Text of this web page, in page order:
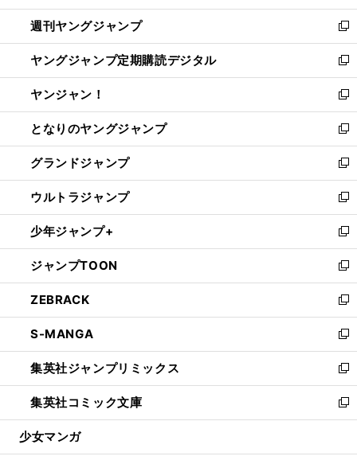
開
く
ウ
で
開
く
ン
ド
ウ
で
開
く
ウ
ィ
ン
ド
ウ
で
開
く
週刊ヤングジャンプ
新
し
い
ウ
ィ
ン
ド
ウ
で
開
く
ヤングジャンプ定期購読デジタル
新
し
い
ウ
ィ
ン
ド
ウ
で
開
く
ヤンジャン！
新
し
い
ウ
ィ
ン
ド
ウ
で
開
く
となりのヤングジャンプ
新
し
い
ウ
ィ
ン
ド
ウ
で
開
く
グランドジャンプ
新
し
い
ウ
ィ
ン
ド
ウ
で
開
く
ウルトラジャンプ
新
し
い
ウ
ィ
ン
ド
ウ
で
開
く
少年ジャンプ+
新
し
い
ウ
ィ
ン
ド
ウ
で
開
く
ジャンプTOON
新
し
い
ウ
ィ
ン
ド
ウ
で
開
ZEBRACK
新
し
い
ウ
ィ
ン
ド
ウ
開
S-MANGA
新
し
い
ウ
ィ
ン
ウ
集英社ジャンプリミックス
新
し
い
ウ
ン
集英社コミック文庫
新
し
ウ
少女マンガ